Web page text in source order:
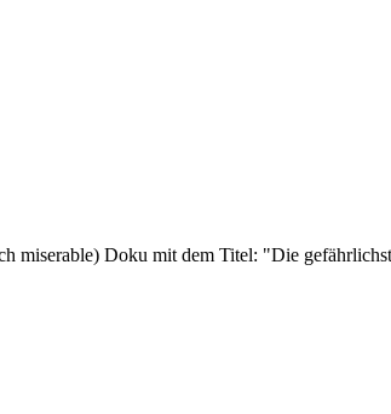
miserable) Doku mit dem Titel: "Die